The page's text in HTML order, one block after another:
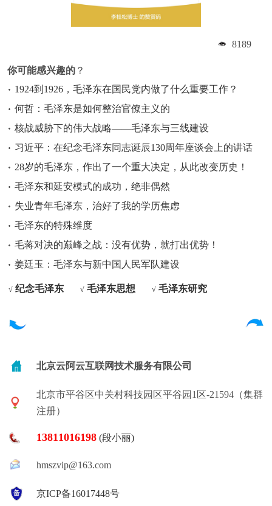
8189
你可能感兴趣的 ？
1924到1926，毛泽东在国民党内做了什么重要工作？
何哲：毛泽东是如何整治官僚主义的
核战威胁下的伟大战略——毛泽东与三线建设
习近平：在纪念毛泽东同志诞辰130周年座谈会上的讲话
28岁的毛泽东，作出了一个重大决定，从此改变历史！
毛泽东和延安模式的成功，绝非偶然
失业青年毛泽东，治好了我的学历焦虑
毛泽东的特殊维度
毛蒋对决的巅峰之战：没有优势，就打出优势！
姜廷玉：毛泽东与新中国人民军队建设
√ 纪念毛泽东 √ 毛泽东思想 √ 毛泽东研究
北京云阿云互联网技术服务有限公司
北京市平谷区中关村科技园区平谷园1区-21594（集群
注册）
13811016198 (段小丽)
hmszvip@163.com
京ICP备16017448号